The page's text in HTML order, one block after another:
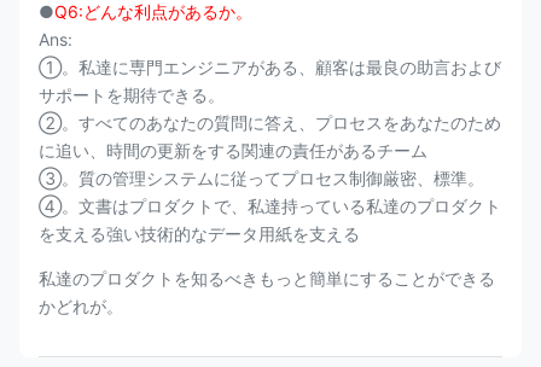
●Q6:どんな利点があるか。
Ans:
①。私達に専門エンジニアがある、顧客は最良の助言および
サポートを期待できる。
②。すべてのあなたの質問に答え、プロセスをあなたのため
に追い、時間の更新をする関連の責任があるチーム
③。質の管理システムに従ってプロセス制御厳密、標準。
④。文書はプロダクトで、私達持っている私達のプロダクト
を支える強い技術的なデータ用紙を支える
私達のプロダクトを知るべきもっと簡単にすることができる
かどれが。